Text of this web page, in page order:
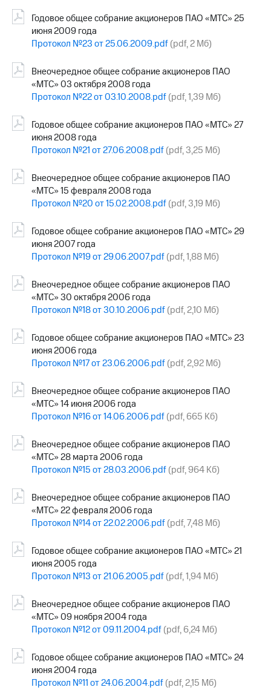
Годовое общее собрание акционеров ПАО «МТС» 25
июня 2009 года
Протокол №23 от 25.06.2009.pdf(pdf, 2 Мб)
Внеочередное общее собрание акционеров ПАО
«МТС» 03 октября 2008 года
Протокол №22 от 03.10.2008.pdf(pdf, 1,39 Мб)
Годовое общее собрание акционеров ПАО «МТС» 27
июня 2008 года
Протокол №21 от 27.06.2008.pdf(pdf, 3,25 Мб)
Внеочередное общее собрание акционеров ПАО
«МТС» 15 февраля 2008 года
Протокол №20 от 15.02.2008.pdf(pdf, 3,19 Мб)
Годовое общее собрание акционеров ПАО «МТС» 29
июня 2007 года
Протокол №19 от 29.06.2007.pdf(pdf, 1,88 Мб)
Внеочередное общее собрание акционеров ПАО
«МТС» 30 октября 2006 года
Протокол №18 от 30.10.2006.pdf(pdf, 2,10 Мб)
Годовое общее собрание акционеров ПАО «МТС» 23
июня 2006 года
Протокол №17 от 23.06.2006.pdf(pdf, 2,92 Мб)
Внеочередное общее собрание акционеров ПАО
«МТС» 14 июня 2006 года
Протокол №16 от 14.06.2006.pdf(pdf, 665 Кб)
Внеочередное общее собрание акционеров ПАО
«МТС» 28 марта 2006 года
Протокол №15 от 28.03.2006.pdf(pdf, 964 Кб)
Внеочередное общее собрание акционеров ПАО
«МТС» 22 февраля 2006 года
Протокол №14 от 22.02.2006.pdf(pdf, 7,48 Мб)
Годовое общее собрание акционеров ПАО «МТС» 21
июня 2005 года
Протокол №13 от 21.06.2005.pdf(pdf, 1,94 Мб)
Внеочередное общее собрание акционеров ПАО
«МТС» 09 ноября 2004 года
Протокол №12 от 09.11.2004.pdf(pdf, 6,24 Мб)
Годовое общее собрание акционеров ПАО «МТС» 24
июня 2004 года
Протокол №11 от 24.06.2004.pdf(pdf, 2,15 Мб)